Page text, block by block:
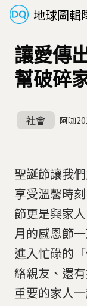
地球圖輯
讓愛傳
幫破碎
社會 阿咖
聖誕節讓我
享受溫馨時
節更是與家
月的感恩節
進入忙碌的
絡親友、還
重要的家人